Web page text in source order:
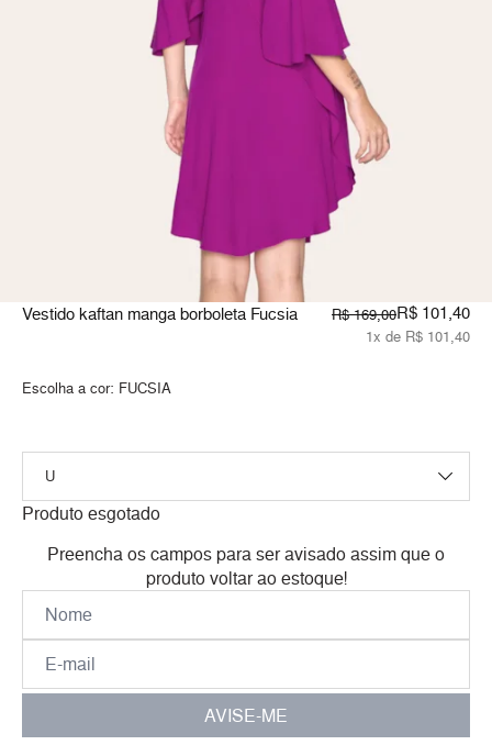
Vestido kaftan manga borboleta Fucsia R$ 169,00R$ 101,40
1x de R$ 101,40
Escolha a cor: FUCSIA
Produto esgotado
Preencha os campos para ser avisado assim que o
produto voltar ao estoque!
AVISE-ME